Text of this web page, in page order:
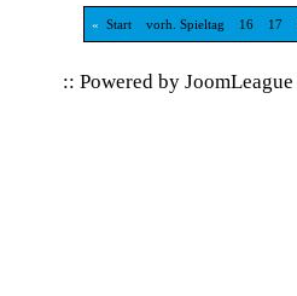
« Start vorh. Spieltag 16 17
:: Powered by JoomLeague